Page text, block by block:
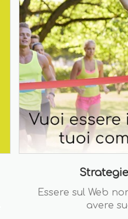
Essere sul Web
avere